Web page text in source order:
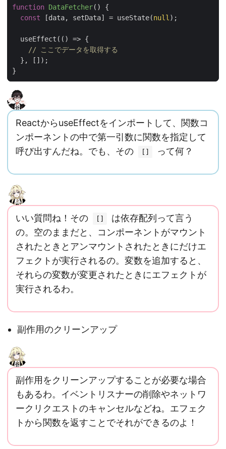
function DataFetcher( )
{
const
[data, setData] = useState(null );
useEffect ( () => {
// ここでデータを取得する
},
[]);
}
ReactからuseEffectをインポートして、関数コ
ンポーネントの中で第一引数に関数を指定して
呼び出すんだね。でも、その
[] って何？
いい質問ね！その []
は依存配列って言う
の。空のままだと、コンポーネントがマウント
されたときとアンマウントされたときにだけエ
フェクトが実行されるの。変数を追加すると、
それらの変数が変更されたときにエフェクトが
実行されるわ。
副作用のクリーンアップ
副作用をクリーンアップすることが必要な場合
もあるわ。イベントリスナーの削除やネットワ
ークリクエストのキャンセルなどね。エフェク
トから関数を返すことでそれができるのよ！